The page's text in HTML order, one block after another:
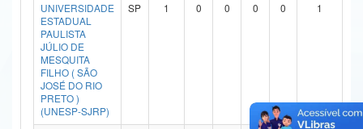
Controladoria-Geral da União
Ministério da Mulher, da Família e dos Direitos Humanos
Secretaria-Geral
Secretaria de Governo
UNIVERSIDADE
ESTADUAL
PAULISTA
JÚLIO DE
MESQUITA
FILHO ( SÃO
JOSÉ DO RIO
PRETO )
(UNESP-SJRP)
SP 1 0 0 0 0 1